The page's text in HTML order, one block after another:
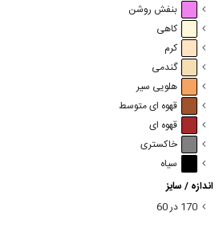
بنفش روشن
کاهی
کرم
گندمی
هلویی سیر
قهوه ای متوسط
قهوه ای
خاکستری
سیاه
اندازه / سایز
170 در 60